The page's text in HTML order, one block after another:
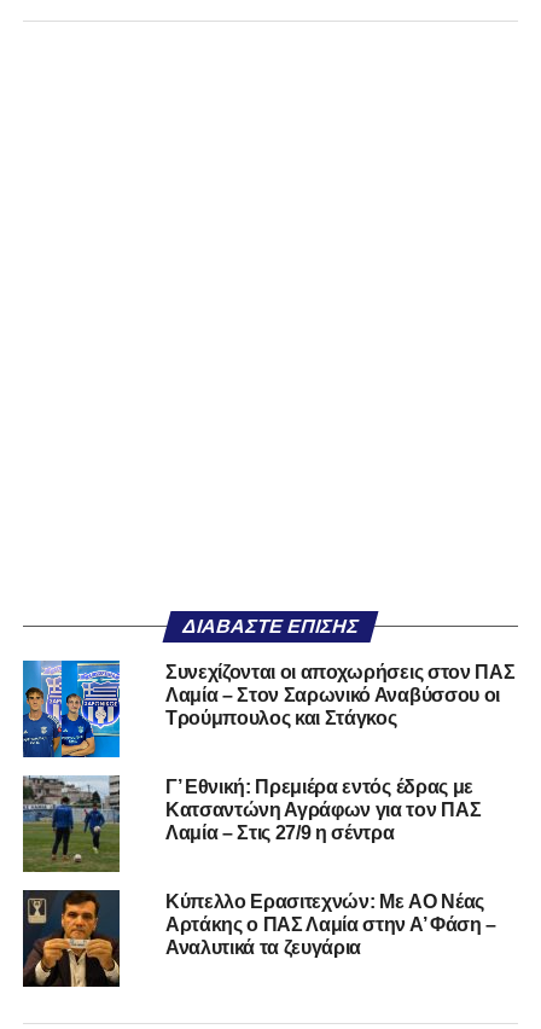
ΔΙΑΒΆΣΤΕ ΕΠΊΣΗΣ
Συνεχίζονται οι αποχωρήσεις στον ΠΑΣ
Λαμία – Στον Σαρωνικό Αναβύσσου οι
Τρούμπουλος και Στάγκος
Γ’ Εθνική: Πρεμιέρα εντός έδρας με
Κατσαντώνη Αγράφων για τον ΠΑΣ
Λαμία – Στις 27/9 η σέντρα
Kύπελλο Ερασιτεχνών: Με AO Nέας
Αρτάκης ο ΠΑΣ Λαμία στην Α’ Φάση –
Αναλυτικά τα ζευγάρια